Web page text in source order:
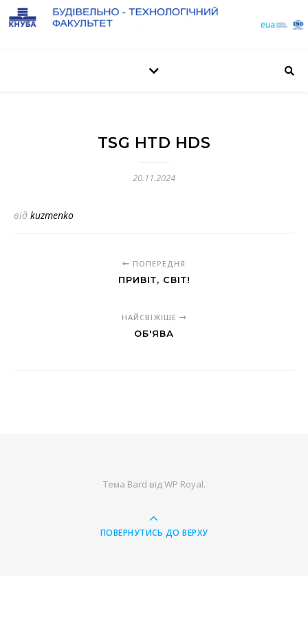
TSG HTD HDS
20.11.2024
від kuzmenko
ПОПЕРЕДНЯ
ПРИВІТ, СВІТ!
НАЙСВІЖІШЕ
ОБ'ЯВА
Тема Bard відWP Royal.
ПОВЕРНУТИСЬ ДО ВЕРХУ